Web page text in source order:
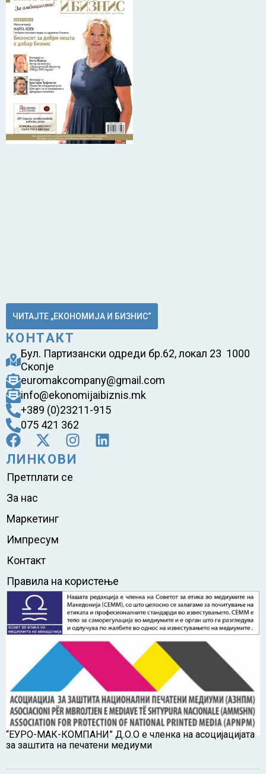
ЧИТАЈТЕ „ЕКОНОМИЈА И БИЗНИС“
КОНТАКТ
Бул. Партизански одреди бр.62, локал 23 1000
Скопје
euromakcompany@gmail.com
info@ekonomijaibiznis.mk
+389 (0)23211-915
075 421 362
ЛИНКОВИ
Претплати се
За нас
Маркетинг
Импресум
Контакт
Правила на користење
“ЕУРО-МАК-КОМПАНИ” Д.О.О е членка на асоцијацијата
за заштита на печатени медиуми